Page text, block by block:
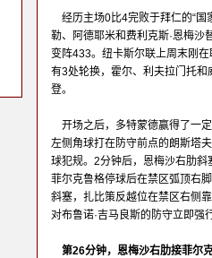
经历主场0比4完败于拜仁的“国
勒、阿德耶米和费利克斯·恩梅沙
变阵433。纽卡斯尔联上周末刚
有3处轮换，霍尔、利夫拉门托和
登。
开场之后，多特蒙德赢得了一
左侧角球打在防守前点的朗斯塔
球犯规。2分钟后，恩梅沙右肋
菲尔克鲁格停球后在禁区弧顶右
斜塞，扎比策反越位在禁区右侧
对布鲁诺·吉马良斯的防守立即强
第26分钟，恩梅沙右肋接菲尔